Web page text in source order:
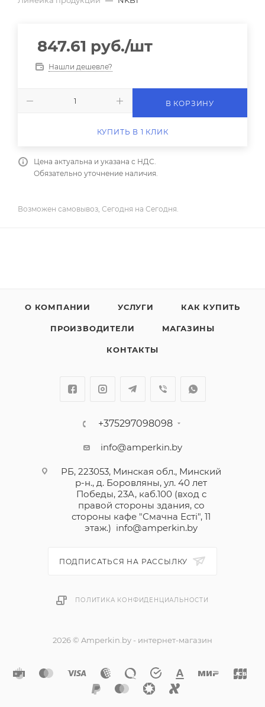
847.61 руб./шт
Нашли дешевле?
В КОРЗИНУ
КУПИТЬ В 1 КЛИК
Цена актуальна и указана с НДС.
Обязательно уточнение наличия.
Возможен самовывоз, Сегодня на Сегодня.
О КОМПАНИИ УСЛУГИ КАК КУПИТЬ
ПРОИЗВОДИТЕЛИ МАГАЗИНЫ
КОНТАКТЫ
+375297098098
info@amperkin.by
РБ, 223053, Минская обл., Минский
р-н., д. Боровляны, ул. 40 лет
Победы, 23А, каб.100 (вход с
правой стороны здания, со
стороны кафе "Смачна Естi", 11
этаж.) info@amperkin.by
ПОДПИСАТЬСЯ НА РАССЫЛКУ
ПОЛИТИКА КОНФИДЕНЦИАЛЬНОСТИ
2026 © Amperkin.by - интернет-магазин